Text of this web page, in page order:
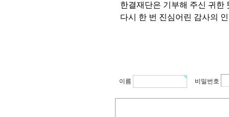
한결재단은 기부해 주신 귀한
다시 한 번 진심어린 감사의
이름 비밀번호